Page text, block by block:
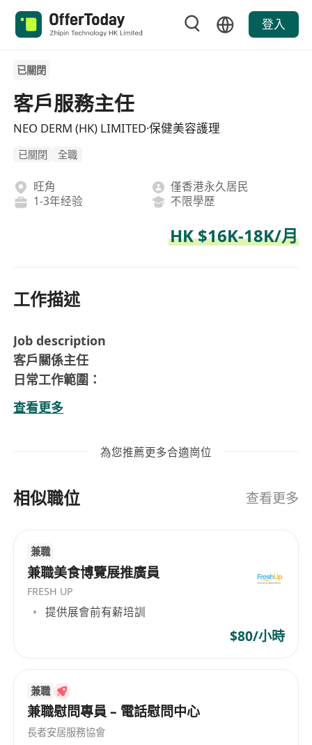
登入
已關閉
客戶服務主任
NEO DERM (HK) LIMITED·保健美容護理
已關閉 全職
旺角
僅香港永久居民
1-3年经验
不限學歷
HK $16K-18K/月
工作描述
Job description
客戶關係主任
日常工作範圍：
了解客人需要，並提供優質的客戶服務
成為品牌形像大使，向客戶展示品牌，推介合適
接聽客人電話及安排預約療程時間
協助治療師安排日程
有薪年假十二天起
生日假
基本薪金及每月獎金
勤工獎金
5天侍產假
恩恤假
婚假
查看更多
為您推薦更多合適崗位
相似職位 查看更多
兼職
兼職美食博覽展推廣員
FRESH UP
提供展會前有薪培訓
$80/小時
兼職
兼職慰問專員 – 電話慰問中心
長者安居服務協會